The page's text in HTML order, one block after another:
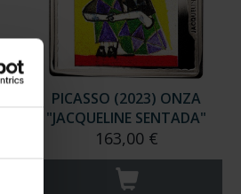
PICASSO (2023) ONZA
"JACQUELINE SENTADA"
163,00 €